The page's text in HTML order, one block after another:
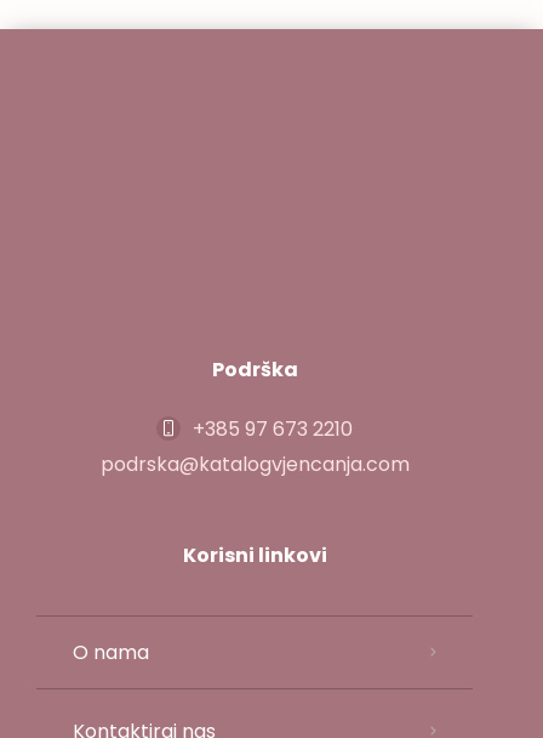
prave ljude za taj posao? Odgovore na ova […]
Podrška
+385 97 673 2210
podrska@katalogvjencanja.com
Korisni linkovi
O nama
Kontaktiraj nas